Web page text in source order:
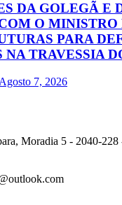
DA GOLEGÃ E
O MINISTRO
PARA
TRAVESSIA
Agosto 7, 2026
Moradia 5 - 2040-